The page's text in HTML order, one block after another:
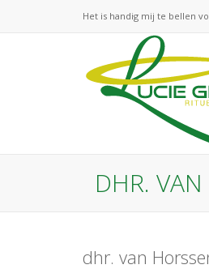
Het is handig mij te bellen
DHR.
dhr. van